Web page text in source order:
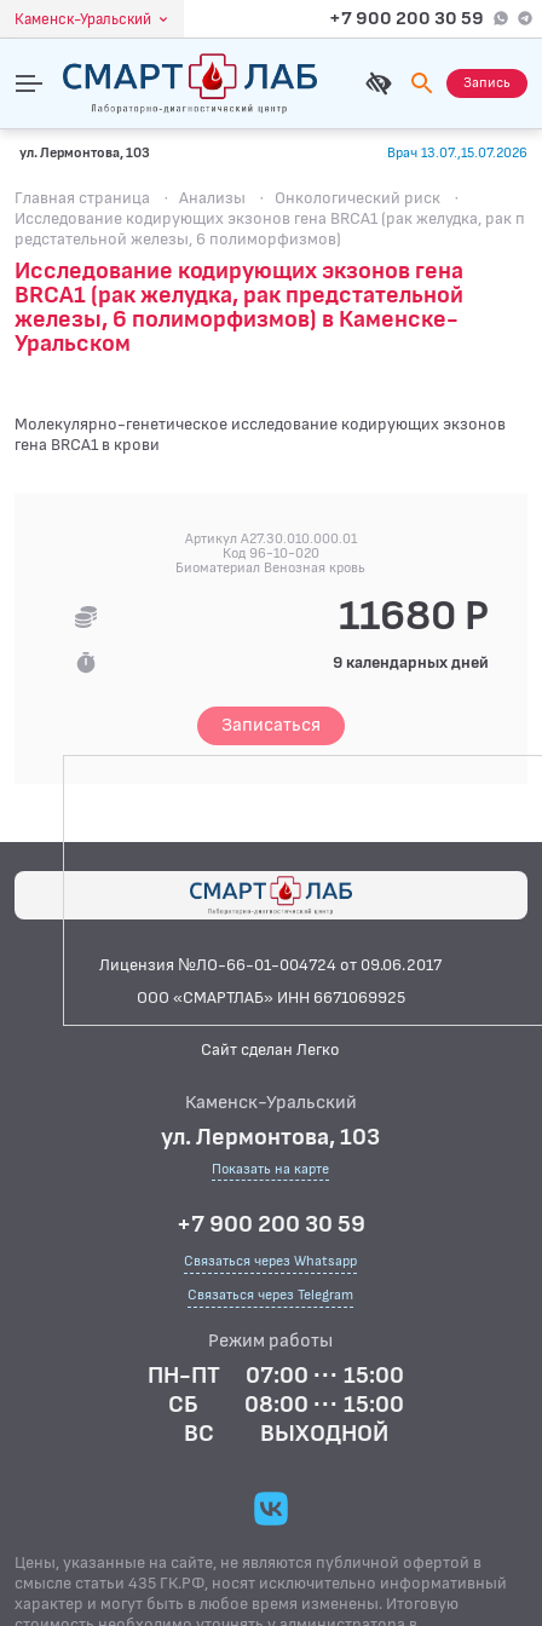
Каменск-Уральский +7 900 200 30 59
Запись
ул. Лермонтова, 103 Врач 13.07.,15.07.2026
Главная страница · Анализы · Онкологический риск
·
Исследование кодирующих экзонов гена BRCA1 (рак желудка, рак п
редстательной железы, 6 полиморфизмов)
Исследование кодирующих экзонов гена
BRCA1 (рак желудка, рак предстательной
железы, 6 полиморфизмов) в Каменске-
Уральском
Молекулярно-генетическое исследование кодирующих экзонов
гена BRCA1 в крови
Артикул A27.30.010.000.01
Код 96-10-020
Биоматериал Венозная кровь
11680 Р
9 календарных дней
Записаться
Лицензия №ЛО-66-01-004724 от 09.06.2017
ООО «СМАРТЛАБ» ИНН 6671069925
Сайт сделан Легко
Каменск-Уральский
ул. Лермонтова, 103
Показать на карте
+7 900 200 30 59
Связаться через Whatsapp
Связаться через Telegram
Режим работы
ПН-ПТ
07:00 ··· 15:00
СБ
08:00 ··· 15:00
ВС
ВЫХОДНОЙ
Цены, указанные на сайте, не являются публичной офертой в
смысле статьи 435 ГК.РФ, носят исключительно информативный
характер и могут быть в любое время изменены. Итоговую